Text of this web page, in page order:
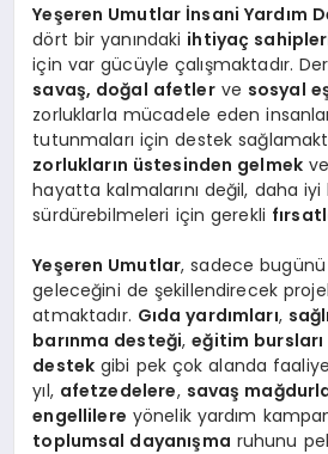
Yeşeren Umutlar İnsani Yardım
dört bir yanındaki ihtiyaç
için var gücüyle çalışmaktadır.
savaş, doğal afetlerve sosyal
zorluklarla mücadele eden
tutunmaları için destek
zorlukların üstesinden gelmek
hayatta kalmalarını değil, daha
sürdürebilmeleri için gerekli
Yeşeren Umutlar, sadece bugünü
geleceğini de şekillendirecek
atmaktadır. Gıda yardımları,
barınma desteği,eğitim bursları
destek gibi pek çok alanda
yıl, afetzedelere, savaş
engellilere yönelik yardım
toplumsal dayanışma ruhunu